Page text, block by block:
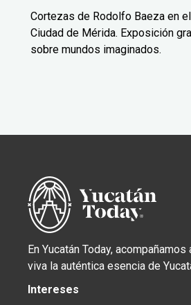
Cortezas de Rodolfo Baeza en
Ciudad de Mérida. Exposición
sobre mundos imaginados.
En Yucatán Today,
viva la auténtica esencia de
Intereses